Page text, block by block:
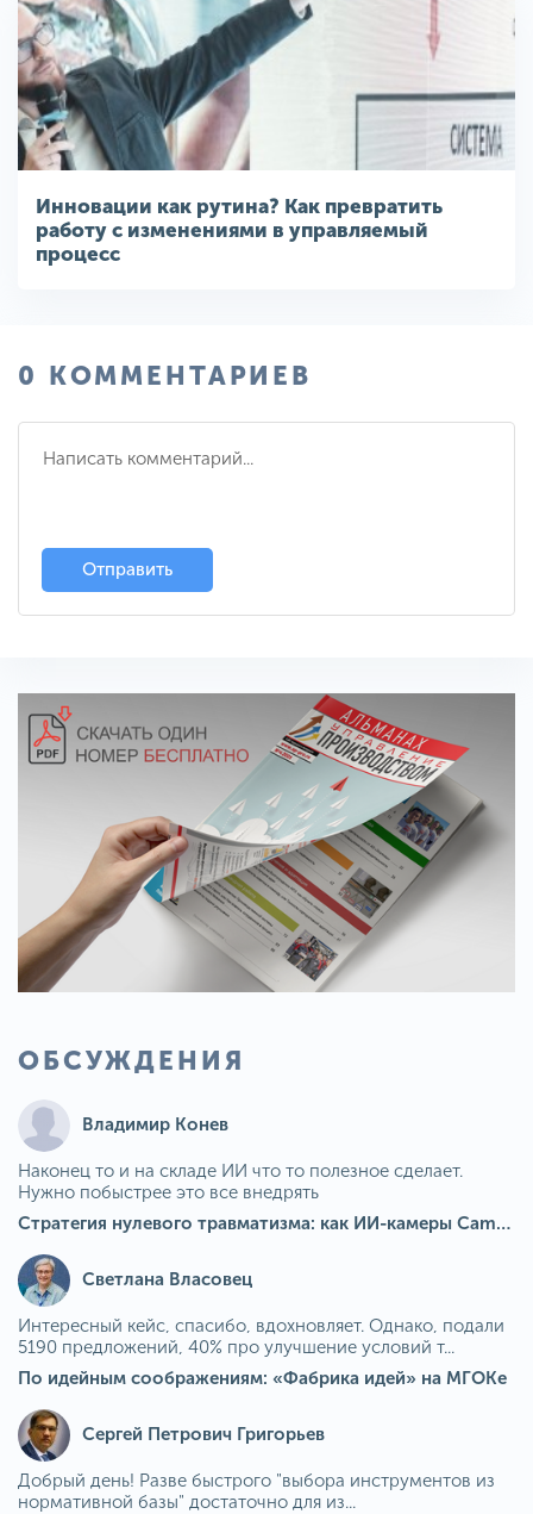
Инновации как рутина? Как превратить
работу с изменениями в управляемый
процесс
0 КОММЕНТАРИЕВ
Отправить
ОБСУЖДЕНИЯ
Владимир Конев
Наконец то и на складе ИИ что то полезное сделает.
Нужно побыстрее это все внедрять
Стратегия нулевого травматизма: как ИИ-камеры Camkord снижают риск наезда на пешехода при работе на погрузчике
Светлана Власовец
Интересный кейс, спасибо, вдохновляет. Однако, подали
5190 предложений, 40% про улучшение условий т...
По идейным соображениям: «Фабрика идей» на МГОКе
Сергей Петрович Григорьев
Добрый день! Разве быстрого "выбора инструментов из
нормативной базы" достаточно для из...